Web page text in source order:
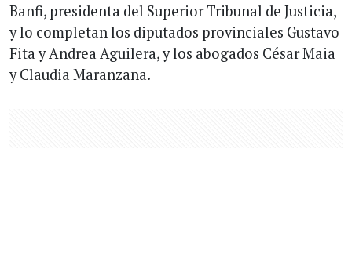
Banfi, presidenta del Superior Tribunal de Justicia,
y lo completan los diputados provinciales Gustavo
Fita y Andrea Aguilera, y los abogados César Maia
y Claudia Maranzana.